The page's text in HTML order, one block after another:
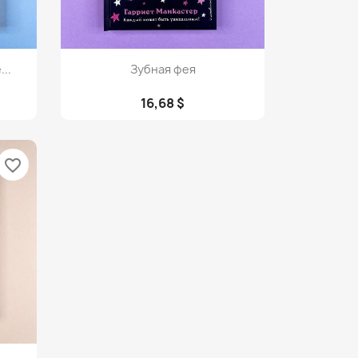
Просмотр
Зубная фея
16,68 $
favorite_border